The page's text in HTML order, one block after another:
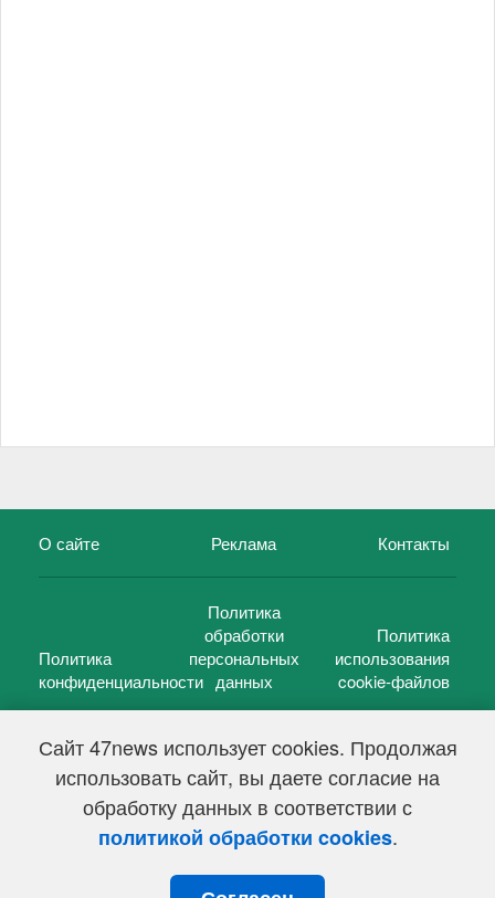
Сайт 47news использует cookies. Продолжая
использовать сайт, вы даете согласие на
обработку данных в соответствии с
политикой обработки cookies.
О сайте Реклама Контакты
Политика
конфиденциальности
Политика
обработки
персональных
данных
Политика
использования
cookie-файлов
47 новостей (47 news)2005 — 2026 г.
Свидетельство о регистрации СМИ Эл № ФС 77-39848, выдано
Федеральной службой по надзору в сфере связи,
информационных технологий и массовых коммуникаций